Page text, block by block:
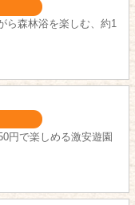
ら森林浴を楽しむ、約1
円で楽しめる激安遊園